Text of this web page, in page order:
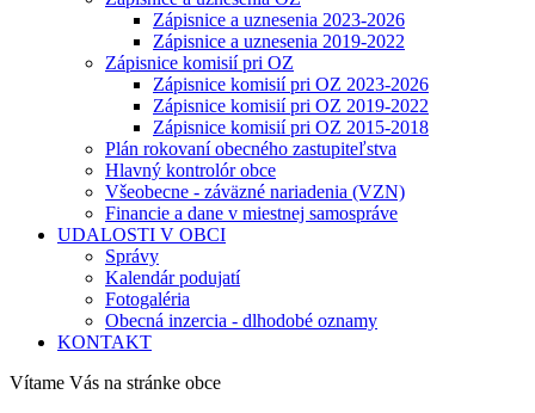
Zápisnice a uznesenia 2023-2026
Zápisnice a uznesenia 2019-2022
Zápisnice komisií pri OZ
Zápisnice komisií pri OZ 2023-2026
Zápisnice komisií pri OZ 2019-2022
Zápisnice komisií pri OZ 2015-2018
Plán rokovaní obecného zastupiteľstva
Hlavný kontrolór obce
Všeobecne - záväzné nariadenia (VZN)
Financie a dane v miestnej samospráve
UDALOSTI V OBCI
Správy
Kalendár podujatí
Fotogaléria
Obecná inzercia - dlhodobé oznamy
KONTAKT
Vítame Vás na stránke obce